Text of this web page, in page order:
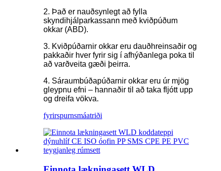
2. Það er nauðsynlegt að fylla
skyndihjálparkassann með kviðpúðum
okkar (ABD).
3. Kviðpúðarnir okkar eru dauðhreinsaðir og
pakkaðir hver fyrir sig í afhýðanlega poka til
að varðveita gæði þeirra.
4. Sáraumbúðapúðarnir okkar eru úr mjög
gleypnu efni – hannaðir til að taka fljótt upp
og dreifa vökva.
fyrirspurnsmáatriði